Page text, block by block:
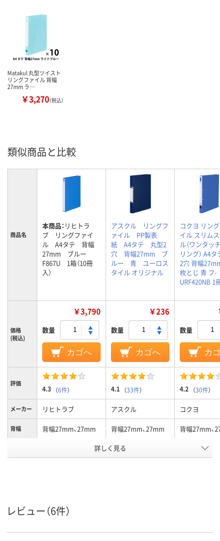
Matakul 丸型ツイスト
リングファイル 背幅
27mm ラ…
￥3,270（税込）
類似商品と比較
商品名
本商品： リヒトラ
ブ リングファイ
ル A4タテ 背幅
27mm ブルー
F867U 1箱（10冊
入）
アスクル リングフ
ァイル PP製表
紙 A4タテ 丸型2
穴 背幅27mm ブ
ルー 青 ユーロス
タイル オリジナル
コクヨ リン
イル スリム
ル（ワンタッ
リング） A4
2穴 背幅
枚とじ 青 フ-
URF420NB 1
価格
(税込)
￥3,790
数量
カゴへ
￥236
数量
カゴへ
数量
カ
評価
4.3 （6件） 4.1 （33件） 4.2 （30件）
メーカー リヒトラブ アスクル コクヨ
背幅 背幅27mm、27mm 背幅27mm、27mm 背幅27mm、
～200枚、150、～200
枚
～200枚、180
枚
サイズ A4
詳しく見る
レビュー（6件）